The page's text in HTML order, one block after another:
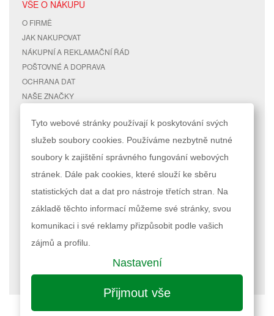
VŠE O NÁKUPU
O FIRMĚ
JAK NAKUPOVAT
NÁKUPNÍ A REKLAMAČNÍ ŘÁD
POŠTOVNÉ A DOPRAVA
OCHRANA DAT
NAŠE ZNAČKY
RYCHLÉ ODKAZY
MAPA STRÁNEK
VYHLEDÁVANÉ TERMÍNY
POKROČILÉ VYHLEDÁVÁNÍ
ÚČET
MŮJ ÚČET
STAV OBJEDNÁVKY
Podle zákona o evidenci tržeb je prodávající povinen vystavit kupujícímu
účtenku. Zároveň je povinen zaevidovat přijatou tržbu u správce daně
Nastavení cookies| © 2023 RAPPA.cz
Tyto webové stránky používají k poskytování svých
služeb soubory cookies. Používáme nezbytně nutné
soubory k zajištění správného fungování webových
stránek. Dále pak cookies, které slouží ke sběru
statistických dat a dat pro nástroje třetích stran. Na
základě těchto informací můžeme své stránky, svou
komunikaci i své reklamy přizpůsobit podle vašich
zájmů a profilu.
Nastavení
Přijmout vše